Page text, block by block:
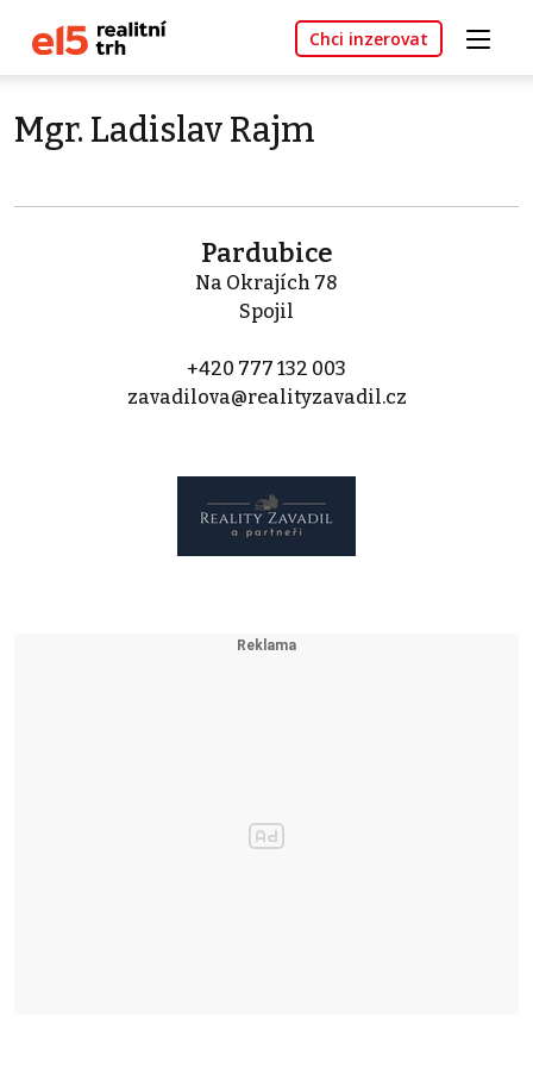
Chci inzerovat
Mgr. Ladislav Rajm
Pardubice
Na Okrajích 78
Spojil
+420 777 132 003
zavadilova@realityzavadil.cz